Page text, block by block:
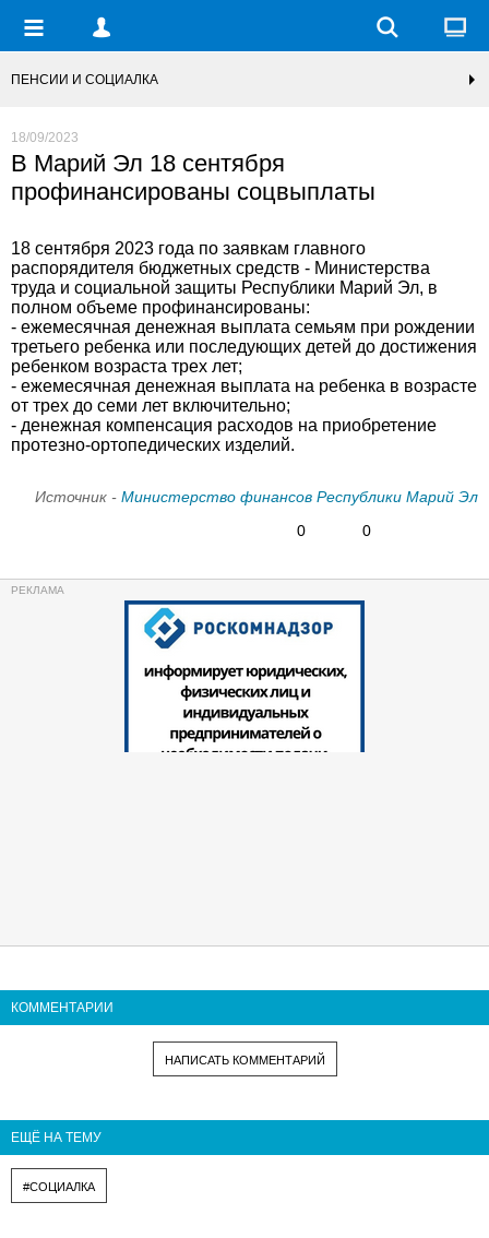
ПЕНСИИ И СОЦИАЛКА
18/09/2023
В Марий Эл 18 сентября
профинансированы соцвыплаты
18 сентября 2023 года по заявкам главного
распорядителя бюджетных средств - Министерства
труда и социальной защиты Республики Марий Эл, в
полном объеме профинансированы:
- ежемесячная денежная выплата семьям при рождении
третьего ребенка или последующих детей до достижения
ребенком возраста трех лет;
- ежемесячная денежная выплата на ребенка в возрасте
от трех до семи лет включительно;
- денежная компенсация расходов на приобретение
протезно-ортопедических изделий.
Источник - Министерство финансов Республики Марий Эл
0
0
КОММЕНТАРИИ
НАПИСАТЬ КОММЕНТАРИЙ
ЕЩЁ НА ТЕМУ
#СОЦИАЛКА